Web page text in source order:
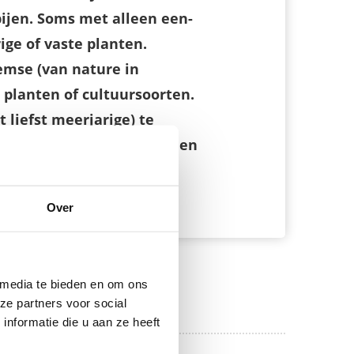
Over
te bieden en om ons
partners voor social
die u aan ze heeft
Soms met alleen een-
of vaste planten.
(van nature in
of cultuursoorten.
liefst meerjarige) te
met inheemse en